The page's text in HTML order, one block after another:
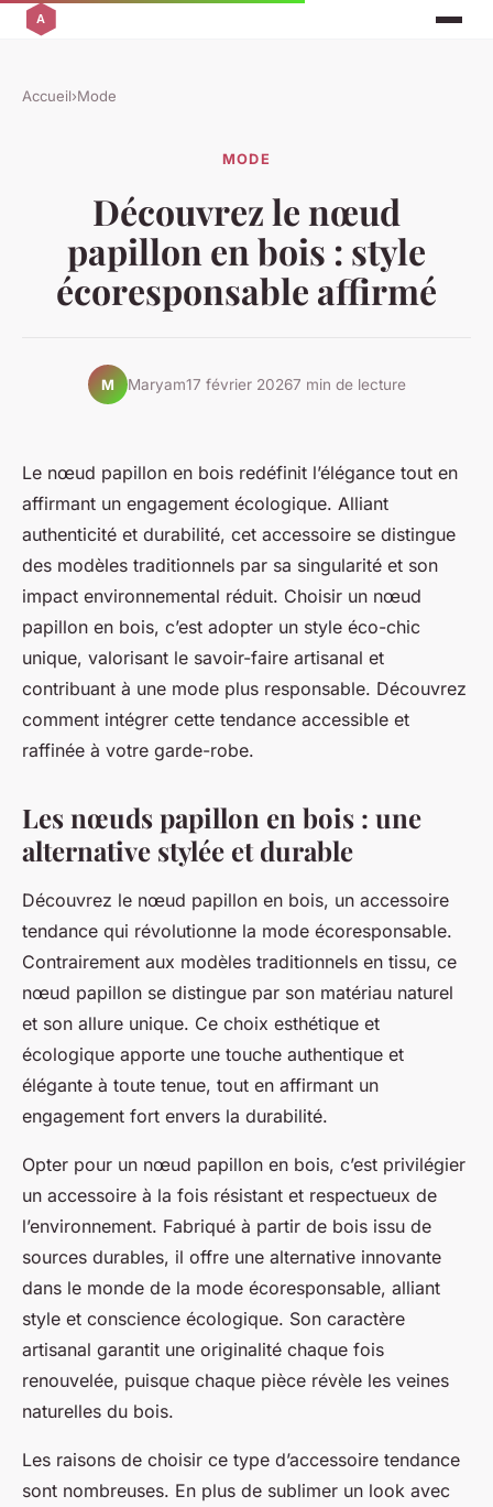
Accueil›Mode
MODE
Découvrez le nœud
papillon en bois : style
écoresponsable affirmé
M Maryam17 février 20267 min de lecture
Le nœud papillon en bois redéfinit l’élégance tout en
affirmant un engagement écologique. Alliant
authenticité et durabilité, cet accessoire se distingue
des modèles traditionnels par sa singularité et son
impact environnemental réduit. Choisir un nœud
papillon en bois, c’est adopter un style éco-chic
unique, valorisant le savoir-faire artisanal et
contribuant à une mode plus responsable. Découvrez
comment intégrer cette tendance accessible et
raffinée à votre garde-robe.
Les nœuds papillon en bois : une
alternative stylée et durable
Découvrez le nœud papillon en bois, un accessoire
tendance qui révolutionne la mode écoresponsable.
Contrairement aux modèles traditionnels en tissu, ce
nœud papillon se distingue par son matériau naturel
et son allure unique. Ce choix esthétique et
écologique apporte une touche authentique et
élégante à toute tenue, tout en affirmant un
engagement fort envers la durabilité.
Opter pour un nœud papillon en bois, c’est privilégier
un accessoire à la fois résistant et respectueux de
l’environnement. Fabriqué à partir de bois issu de
sources durables, il offre une alternative innovante
dans le monde de la mode écoresponsable, alliant
style et conscience écologique. Son caractère
artisanal garantit une originalité chaque fois
renouvelée, puisque chaque pièce révèle les veines
naturelles du bois.
Les raisons de choisir ce type d’accessoire tendance
sont nombreuses. En plus de sublimer un look avec